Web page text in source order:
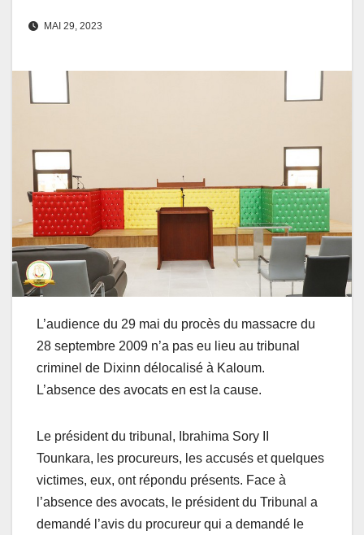
MAI 29, 2023
L’audience du 29 mai du procès du massacre du
28 septembre 2009 n’a pas eu lieu au tribunal
criminel de Dixinn délocalisé à Kaloum.
L’absence des avocats en est la cause.
Le président du tribunal, Ibrahima Sory II
Tounkara, les procureurs, les accusés et quelques
victimes, eux, ont répondu présents. Face à
l’absence des avocats, le président du Tribunal a
demandé l’avis du procureur qui a demandé le